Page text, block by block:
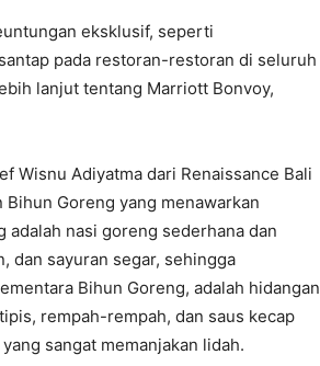
eksklusif, seperti
pada restoran-restoran di seluruh
lanjut tentang Marriott Bonvoy,
Wisnu Adiyatma dari Renaissance Bali
Goreng yang menawarkan
adalah nasi goreng sederhana dan
dan sayuran segar, sehingga
Bihun Goreng, adalah hidangan
rempah-rempah, dan saus kecap
sangat memanjakan lidah.